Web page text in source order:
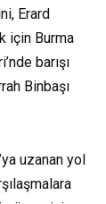
Erard
için Burma
barışı
Binbaşı
uzanan yol